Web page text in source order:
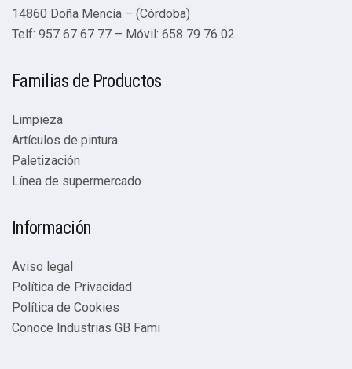
14860 Doña Mencía – (Córdoba)
Telf: 957 67 67 77 – Móvil: 658 79 76 02
Familias de Productos
Limpieza
Artículos de pintura
Paletización
Línea de supermercado
Información
Aviso legal
Política de Privacidad
Política de Cookies
Conoce Industrias GB Fami